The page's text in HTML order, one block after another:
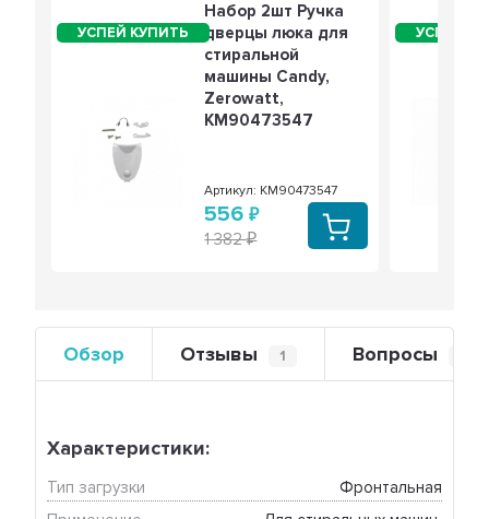
Набор 2шт Ручка
дверцы люка для
стиральной
машины Candy,
Zerowatt,
KM90473547
Артикул: KM90473547
556
1 382
Обзор Отзывы 1 Вопросы
Характеристики:
Тип загрузки
Фронтальная